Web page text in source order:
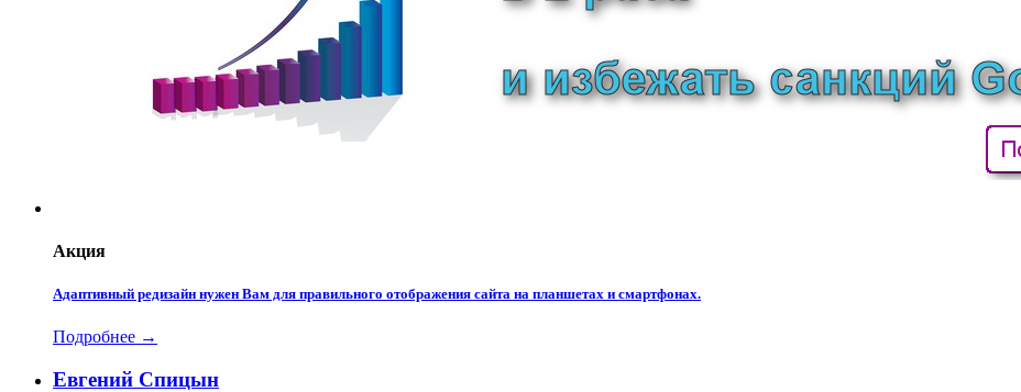
Акция
Адаптивный редизайн нужен Вам для правильного отображения сайта на планшетах и смартфонах.
Подробнее →
Евгений Спицын